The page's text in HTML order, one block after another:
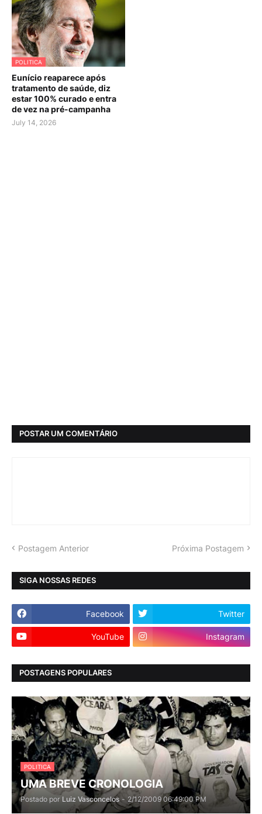
POLITICA
Eunício reaparece após
tratamento de saúde, diz
estar 100% curado e entra
de vez na pré-campanha
July 14, 2026
POSTAR UM COMENTÁRIO
Postagem Anterior Próxima Postagem
SIGA NOSSAS REDES
Facebook Twitter
YouTube Instagram
POSTAGENS POPULARES
POLITICA
UMA BREVE CRONOLOGIA
Postado por Luiz Vasconcelos - 2/12/2009 06:49:00 PM